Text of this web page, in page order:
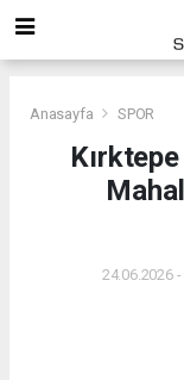
Anasayfa SPOR
24.06.2026